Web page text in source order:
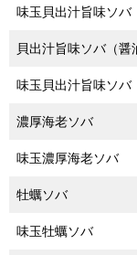
味玉貝出汁旨味ソバ
貝出汁旨味ソバ（醤
味玉貝出汁旨味ソバ
濃厚海老ソバ
味玉濃厚海老ソバ
牡蠣ソバ
味玉牡蠣ソバ